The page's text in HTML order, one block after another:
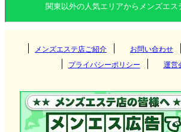
さいたま市大宮区メンズエステ
大宮駅は多くの鉄道路線が集まる
ミナル駅で、東京や神奈川方面か
常に便利です。駅近くのメンズエ
栃木県 東京都
神奈川県 千葉県
つくば
守谷
群馬県
伊勢崎
宇都宮 東京都
関東以外の人気エリアからメンズエス
関西
兵庫県 滋賀県
愛知県 岐阜県
北海道・東北
メンズエステ店ご紹介 お問い合わせ
プライバシーポリシー
運営